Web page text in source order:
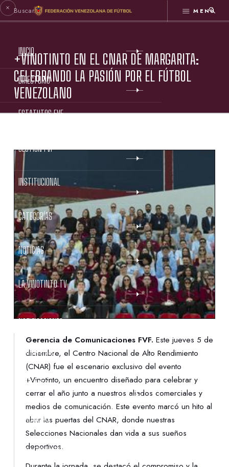
MENÚ
INICIO
DIRECTORIO
ESTATUTOS FVF
GESTIÓN FVF
INSTITUCIONAL
CATEGORÍAS
NOTICIAS
LA VINOTINTO TV
NOTIFICACIONES
NORMATIVAS
CONTACTO
DENUNCIAS
PROTECCIÓN DE LA INFANCIA
+VINOTINTO EN EL CNAR DE MARGARITA:
CELEBRANDO LA PASIÓN POR EL FÚTBOL
VENEZOLANO
Gerencia de Comunicaciones FVF. Este jueves 5 de
diciembre, el Centro Nacional de Alto Rendimiento
(CNAR) fue el escenario exclusivo del evento
+Vinotinto, un encuentro diseñado para celebrar y
cerrar el año junto a nuestros aliados comerciales y
medios de comunicación. Este evento marcó un hito al
abrir las puertas del CNAR, donde nuestras
Selecciones Nacionales dan vida a sus sueños
deportivos.